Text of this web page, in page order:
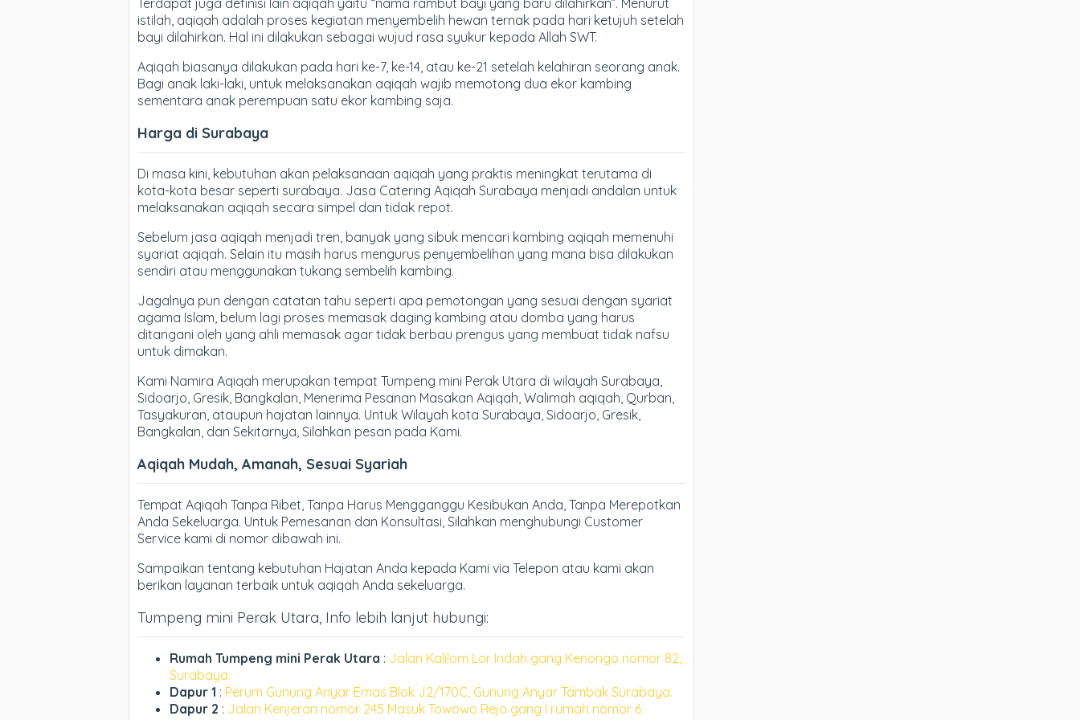
Terdapat juga definisi lain aqiqah yaitu “nama rambut bayi yang baru dilahirkan”. Menurut
istilah, aqiqah adalah proses kegiatan menyembelih hewan ternak pada hari ketujuh setelah
bayi dilahirkan. Hal ini dilakukan sebagai wujud rasa syukur kepada Allah SWT.
Aqiqah biasanya dilakukan pada hari ke-7, ke-14, atau ke-21 setelah kelahiran seorang anak.
Bagi anak laki-laki, untuk melaksanakan aqiqah wajib memotong dua ekor kambing
sementara anak perempuan satu ekor kambing saja.
Harga di Surabaya
Di masa kini, kebutuhan akan pelaksanaan aqiqah yang praktis meningkat terutama di
kota-kota besar seperti surabaya. Jasa Catering Aqiqah Surabaya menjadi andalan untuk
melaksanakan aqiqah secara simpel dan tidak repot.
Sebelum jasa aqiqah menjadi tren, banyak yang sibuk mencari kambing aqiqah memenuhi
syariat aqiqah. Selain itu masih harus mengurus penyembelihan yang mana bisa dilakukan
sendiri atau menggunakan tukang sembelih kambing.
Jagalnya pun dengan catatan tahu seperti apa pemotongan yang sesuai dengan syariat
agama Islam, belum lagi proses memasak daging kambing atau domba yang harus
ditangani oleh yang ahli memasak agar tidak berbau prengus yang membuat tidak nafsu
untuk dimakan.
Kami Namira Aqiqah merupakan tempat Tumpeng mini Perak Utara di wilayah Surabaya,
Sidoarjo, Gresik, Bangkalan, Menerima Pesanan Masakan Aqiqah, Walimah aqiqah, Qurban,
Tasyakuran, ataupun hajatan lainnya. Untuk Wilayah kota Surabaya, Sidoarjo, Gresik,
Bangkalan, dan Sekitarnya, Silahkan pesan pada Kami.
Aqiqah Mudah, Amanah, Sesuai Syariah
Tempat Aqiqah Tanpa Ribet, Tanpa Harus Mengganggu Kesibukan Anda, Tanpa Merepotkan
Anda Sekeluarga. Untuk Pemesanan dan Konsultasi, Silahkan menghubungi Customer
Service kami di nomor dibawah ini.
Sampaikan tentang kebutuhan Hajatan Anda kepada Kami via Telepon atau kami akan
berikan layanan terbaik untuk aqiqah Anda sekeluarga.
Tumpeng mini Perak Utara, Info lebih lanjut hubungi:
Rumah Tumpeng mini Perak Utara : Jalan Kalilom Lor Indah gang Kenongo nomor 82,
Surabaya.
Dapur 1 : Perum Gunung Anyar Emas Blok J2/170C, Gunung Anyar Tambak Surabaya.
Dapur 2 : Jalan Kenjeran nomor 245 Masuk Towowo Rejo gang I rumah nomor 6